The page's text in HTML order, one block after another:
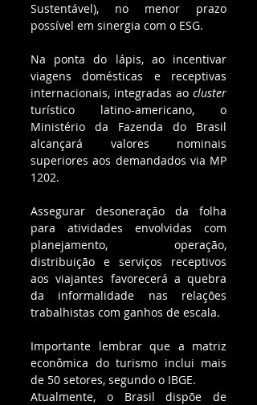
Sustentável), no menor prazo
possível em sinergia com o ESG.
Na ponta do lápis, ao incentivar
viagens domésticas e receptivas
internacionais, integradas ao cluster
turístico latino-americano, o
Ministério da Fazenda do Brasil
alcançará valores nominais
superiores aos demandados via MP
1202.
Assegurar desoneração da folha
para atividades envolvidas com
planejamento, operação,
distribuição e serviços receptivos
aos viajantes favorecerá a quebra
da informalidade nas relações
trabalhistas com ganhos de escala.
Importante lembrar que a matriz
econômica do turismo inclui mais
de 50 setores, segundo o IBGE.
Atualmente, o Brasil dispõe de